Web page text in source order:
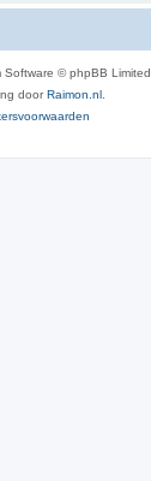
Software © phpBB Limited
doorRaimon.nl.